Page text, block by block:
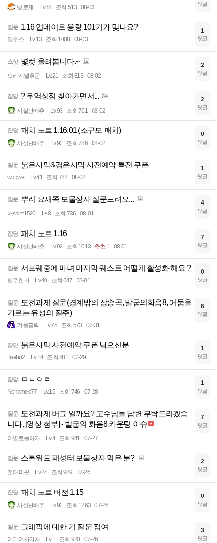
빛로제 Lv.88 조회 513 08-03 댓글
질문 1.16 업데이트 용량 101기가 맞나요?
엘무스 Lv.13 조회 1008 08-03
1
댓글
스샷 몇컷 올려봅니다.~
오리지널추공 Lv.21 조회 813 08-02
2
댓글
잡담 ? 무역상점 찾아가면서...
사실난배추 Lv.93 조회 761 08-02
2
댓글
잡담 패치 노트 1.16.01 (소규모 패치)
사실난배추 Lv.93 조회 786 08-02
0
댓글
질문 붉은사막&검은사막 사전예약 특전 쿠폰
wdqwe Lv.41 조회 782 08-02
1
댓글
질문 뿌리 요새쪽 보물상자 질문드려요...
어saint1520 Lv.8 조회 736 08-01
4
댓글
잡담 패치 노트 1.16
사실난배추 Lv.93 조회 1013 추천 1 08-01
7
댓글
질문 서브퀘중에 마녀 마지막 퀘스트 어떨게 활성화 해요 ?
털푸한쥐 Lv.40 조회 647 08-01
0
댓글
질문 도전과제 질문(경계밖의 장송곡, 발굽의화음8, 어둠을
가르는 유성의 질주)
겨울홀릭 Lv.75 조회 573 07-31
6
댓글
잡담 붉은사막 사전예약 쿠폰 남으신분
Taehu2 Lv.14 조회 881 07-29
1
댓글
잡담 ㅁㄴㅇㄹ
Nonamed77 Lv.15 조회 746 07-28
1
댓글
질문 도전과제 버그 일까요? 고수님들 답변 부탁드리겠습
니다. [영상 첨부] - 발굽의 화음8 카운팅 이슈
이별로돌아가 Lv.4 조회 941 07-27
7
댓글
질문 스톤워드 폐성터 보물상자 먹은 분?
절대피곤 Lv.24 조회 989 07-26
2
댓글
잡담 패치 노트 버전 1.15
사실난배추 Lv.93 조회 1263 07-26
0
댓글
질문 그래픽에 대한 거 질문 점여
어기여차저차 Lv.1 조회 920 07-26
3
댓글